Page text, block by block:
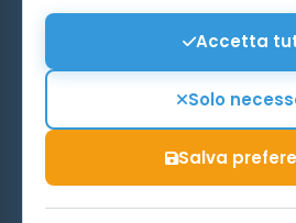
Accetta
Solo
Salva